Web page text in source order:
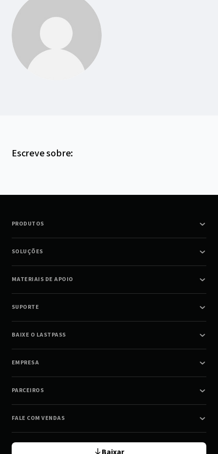
Escreve sobre:
PRODUTOS
SOLUÇÕES
MATERIAIS DE APOIO
SUPORTE
BAIXE O LASTPASS
EMPRESA
PARCEIROS
FALE COM VENDAS